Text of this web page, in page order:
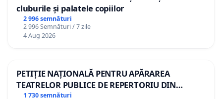
cluburile și palatele copiilor
2 996 semnături
2 996 Semnături / 7 zile
4 Aug 2026
PETIȚIE NAȚIONALĂ PENTRU APĂRAREA
TEATRELOR PUBLICE DE REPERTORIU DIN
ROMÂNIA
1 730 semnături